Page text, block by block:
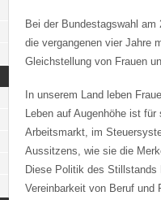
Bei der Bundestagswahl
die vergangenen vier Jahre
Gleichstellung von Frauen
In unserem Land leben
Leben auf Augenhöhe ist
Arbeitsmarkt, im
Aussitzens, wie sie die
Diese Politik des Stillstands
Vereinbarkeit von Beruf und